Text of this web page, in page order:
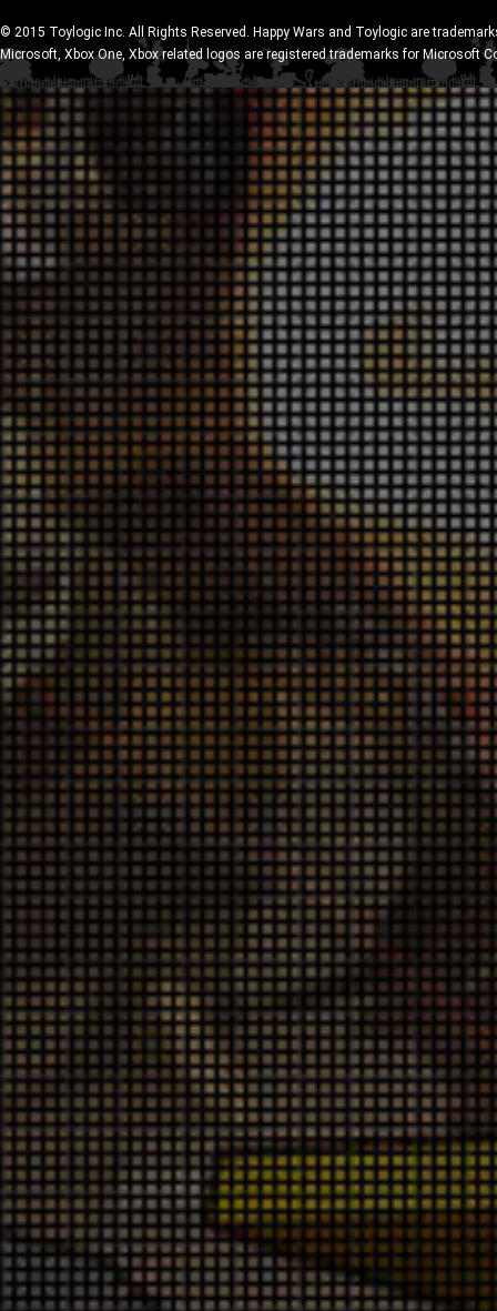
© 2015 Toylogic Inc. All Rights Reserved. Happy Wars and Toylogic are
Microsoft, Xbox One, Xbox related logos are registered trademarks for Microsoft